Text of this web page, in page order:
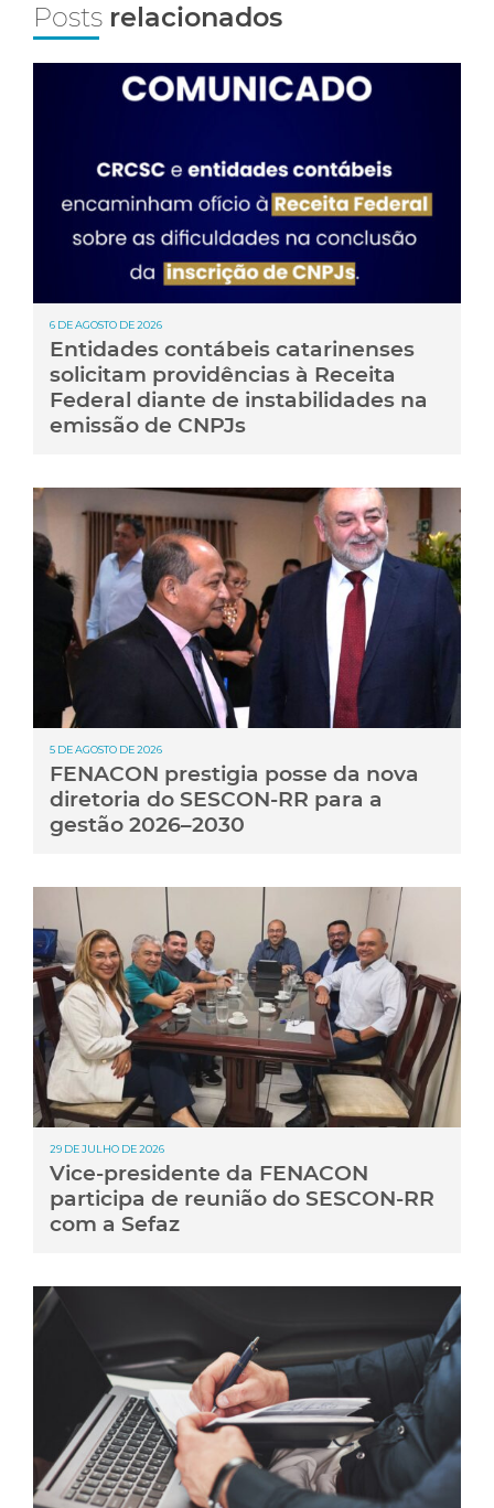
Posts relacionados
6 DE AGOSTO DE 2026
Entidades contábeis catarinenses
solicitam providências à Receita
Federal diante de instabilidades na
emissão de CNPJs
5 DE AGOSTO DE 2026
FENACON prestigia posse da nova
diretoria do SESCON-RR para a
gestão 2026–2030
29 DE JULHO DE 2026
Vice-presidente da FENACON
participa de reunião do SESCON-RR
com a Sefaz